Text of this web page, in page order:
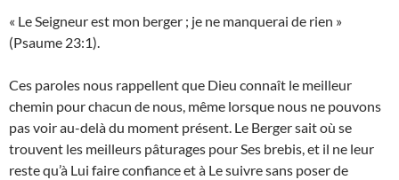
« Le Seigneur est mon berger ; je ne manquerai de rien »
(Psaume 23:1).
Ces paroles nous rappellent que Dieu connaît le meilleur
chemin pour chacun de nous, même lorsque nous ne pouvons
pas voir au-delà du moment présent. Le Berger sait où se
trouvent les meilleurs pâturages pour Ses brebis, et il ne leur
reste qu’à Lui faire confiance et à Le suivre sans poser de